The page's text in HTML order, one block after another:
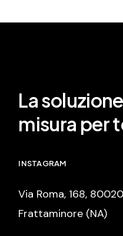
La
misura per
INSTAGRAM
Via Roma, 168, 80020
Frattaminore (NA)